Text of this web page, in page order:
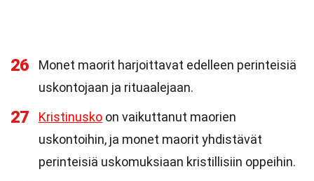
26
Monet maorit harjoittavat edelleen perinteisiä
uskontojaan ja rituaalejaan.
27 Kristinusko on vaikuttanut maorien
uskontoihin, ja monet maorit yhdistävät
perinteisiä uskomuksiaan kristillisiin oppeihin.